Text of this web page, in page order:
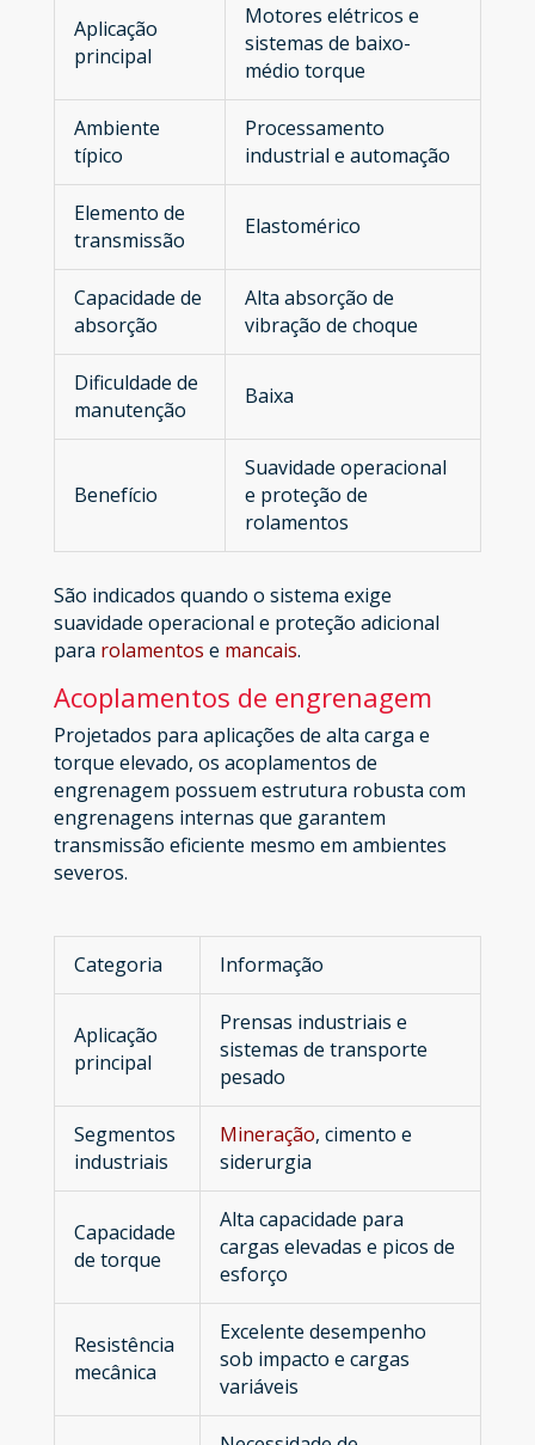
Aplicação
principal
Motores elétricos e
sistemas de baixo-
médio torque
Ambiente
típico
Processamento
industrial e automação
Elemento de
transmissão
Elastomérico
Capacidade de
absorção
Alta absorção de
vibração de choque
Dificuldade de
manutenção
Baixa
Benefício
Suavidade operacional
e proteção de
rolamentos
São indicados quando o sistema exige
suavidade operacional e proteção adicional
para rolamentos e mancais.
Acoplamentos de engrenagem
Projetados para aplicações de alta carga e
torque elevado, os acoplamentos de
engrenagem possuem estrutura robusta com
engrenagens internas que garantem
transmissão eficiente mesmo em ambientes
severos.
Categoria Informação
Aplicação
principal
Prensas industriais e
sistemas de transporte
pesado
Segmentos
industriais
Mineração, cimento e
siderurgia
Capacidade
de torque
Alta capacidade para
cargas elevadas e picos de
esforço
Resistência
mecânica
Excelente desempenho
sob impacto e cargas
variáveis